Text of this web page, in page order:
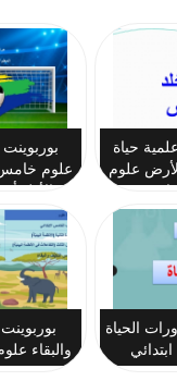
حياة
علوم
علوم خامس
الحياة
والبقاء